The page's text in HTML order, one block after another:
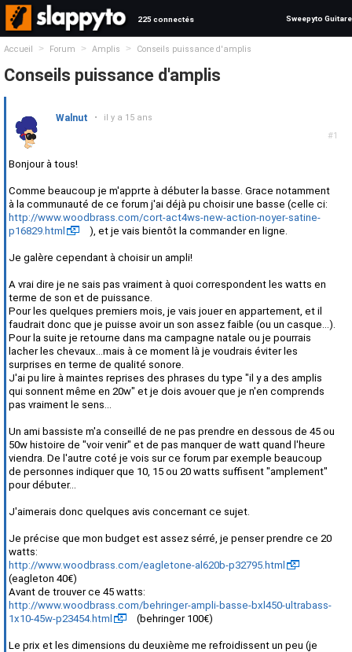
225 connectés Sweepyto Guitare
Accueil > Forum > Amplis > Conseils puissance d'amplis
Conseils puissance d'amplis
#1
Walnut • il y a 15 ans
Bonjour à tous!
Comme beaucoup je m'apprte à débuter la basse. Grace notamment
à la communauté de ce forum j'ai déjà pu choisir une basse (celle ci:
http://www.woodbrass.com/cort-act4ws-new-action-noyer-satine-
p16829.html
), et je vais bientôt la commander en ligne.
Je galère cependant à choisir un ampli!
A vrai dire je ne sais pas vraiment à quoi correspondent les watts en
terme de son et de puissance.
Pour les quelques premiers mois, je vais jouer en appartement, et il
faudrait donc que je puisse avoir un son assez faible (ou un casque...).
Pour la suite je retourne dans ma campagne natale ou je pourrais
lacher les chevaux...mais à ce moment là je voudrais éviter les
surprises en terme de qualité sonore.
J'ai pu lire à maintes reprises des phrases du type "il y a des amplis
qui sonnent même en 20w" et je dois avouer que je n'en comprends
pas vraiment le sens...
Un ami bassiste m'a conseillé de ne pas prendre en dessous de 45 ou
50w histoire de "voir venir" et de pas manquer de watt quand l'heure
viendra. De l'autre coté je vois sur ce forum par exemple beaucoup
de personnes indiquer que 10, 15 ou 20 watts suffisent "amplement"
pour débuter...
J'aimerais donc quelques avis concernant ce sujet.
Je précise que mon budget est assez sérré, je penser prendre ce 20
watts:
http://www.woodbrass.com/eagletone-al620b-p32795.html
(eagleton 40€)
Avant de trouver ce 45 watts:
http://www.woodbrass.com/behringer-ampli-basse-bxl450-ultrabass-
1x10-45w-p23454.html
(behringer 100€)
Le prix et les dimensions du deuxième me refroidissent un peu (je